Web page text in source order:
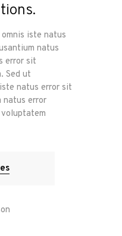
iste natus
natus
error sit
Sed ut
natus error sit
natus error